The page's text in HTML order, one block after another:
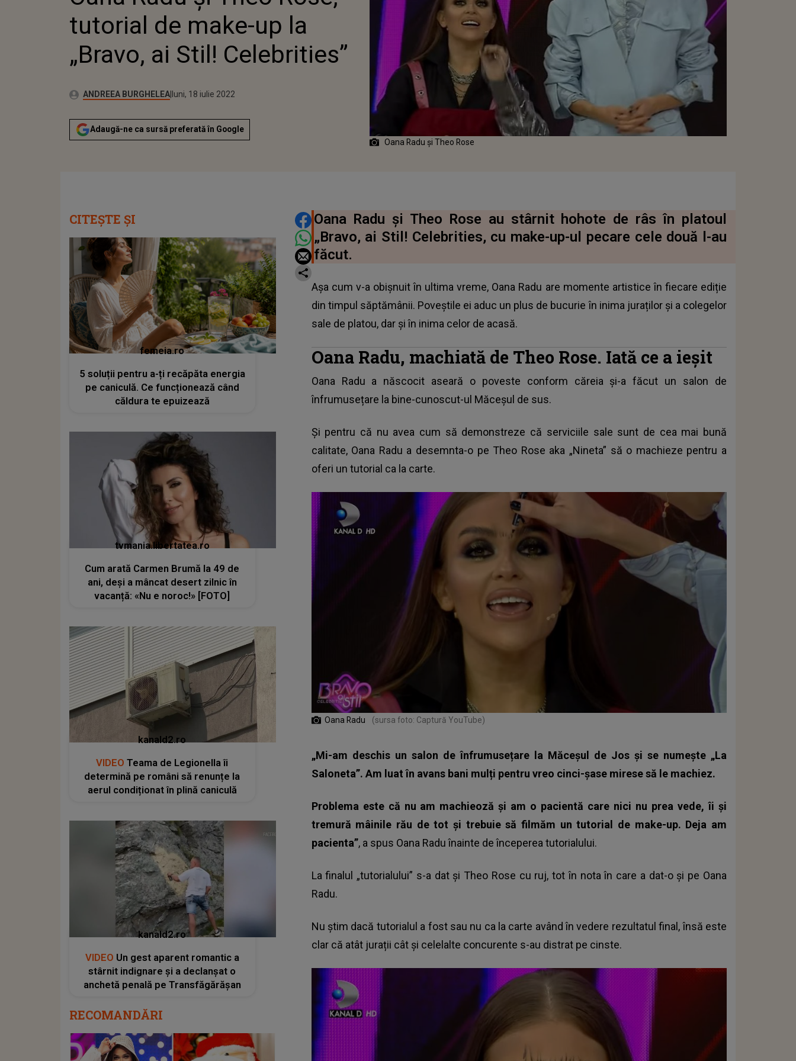
tutorial de make-up la
„Bravo, ai Stil! Celebrities”
Autor:ANDREEA BURGHELEAPublicat:
joi, 17 decembrie 2020
Actualizat:
luni, 18 iulie 2022
Adaugă-ne ca sursă preferată în Google
Oana Radu și Theo Rose
DISTRIBUIE ARTICOLUL
Oana Radu și Theo Rose au stârnit hohote de râs în platoul
„Bravo, ai Stil! Celebrities, cu make-up-ul pecare cele două l-au
făcut.
Așa cum v-a obișnuit în ultima vreme, Oana Radu are momente artistice în fiecare ediție
din timpul săptămânii. Poveștile ei aduc un plus de bucurie în inima juraților și a colegelor
sale de platou, dar și în inima celor de acasă.
Oana Radu, machiată de Theo Rose. Iată ce a ieșit
Oana Radu a născocit aseară o poveste conform căreia și-a făcut un salon de
înfrumusețare la bine-cunoscut-ul Măceșul de sus.
Și pentru că nu avea cum să demonstreze că serviciile sale sunt de cea mai bună
calitate, Oana Radu a desemnta-o pe Theo Rose aka „Nineta” să o machieze pentru a
oferi un tutorial ca la carte.
Oana Radu (sursa foto: Captură YouTube)
„Mi-am deschis un salon de înfrumusețare la Măceșul de Jos și se numește „La
Saloneta”. Am luat în avans bani mulți pentru vreo cinci-șase mirese să le machiez.
Problema este că nu am machieoză și am o pacientă care nici nu prea vede, îi și
tremură mâinile rău de tot și trebuie să filmăm un tutorial de make-up. Deja am
pacienta”, a spus Oana Radu înainte de începerea tutorialului.
La finalul „tutorialului” s-a dat și Theo Rose cu ruj, tot în nota în care a dat-o și pe Oana
Radu.
Nu știm dacă tutorialul a fost sau nu ca la carte având în vedere rezultatul final, însă este
clar că atât jurații cât și celelalte concurente s-au distrat pe cinste.
CITEȘTE ȘI
femeia.ro
5 soluții pentru a-ți recăpăta energia
pe caniculă. Ce funcționează când
căldura te epuizează
tvmania.libertatea.ro
Cum arată Carmen Brumă la 49 de
ani, deși a mâncat desert zilnic în
vacanță: «Nu e noroc!» [FOTO]
kanald2.ro
VIDEO Teama de Legionella îi
determină pe români să renunțe la
aerul condiționat în plină caniculă
kanald2.ro
VIDEO Un gest aparent romantic a
stârnit indignare și a declanșat o
anchetă penală pe Transfăgărășan
RECOMANDĂRI